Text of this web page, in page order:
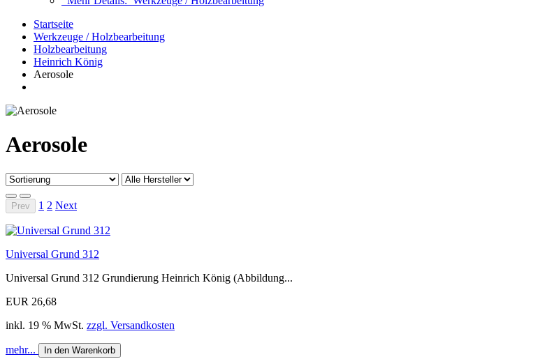
Startseite
Werkzeuge / Holzbearbeitung
Holzbearbeitung
Heinrich König
Aerosole
Aerosole
Prev 1 2 Next
Universal Grund 312
Universal Grund 312 Grundierung Heinrich König (Abbildung...
EUR 26,68
inkl. 19 % MwSt. zzgl. Versandkosten
mehr... In den Warenkorb